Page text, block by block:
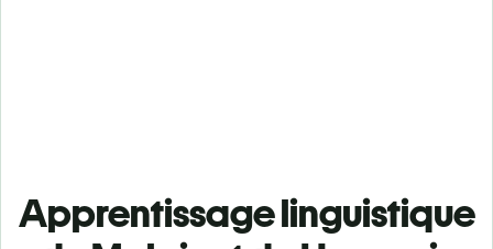
Apprentissage linguistique